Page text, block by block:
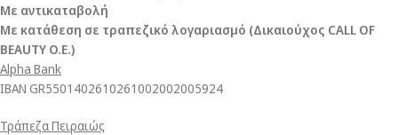
Με αντικαταβολή
Με κατάθεση σε τραπεζικό λογαριασμό (Δικαιούχος CALL OF
BEAUTY O.E.)
Alpha Bank
ΙΒΑΝ GR5501402610261002002005924
Τράπεζα Πειραιώς